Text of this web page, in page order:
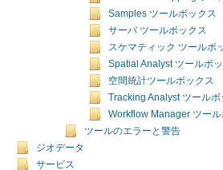
Samples ツールボックス
サーバ ツールボックス
スケマティック ツールボ
Spatial Analyst ツールボ
空間統計ツールボックス
Tracking Analyst ツールボ
Workflow Manager ツール
ツールのエラーと警告
ジオデータ
サービス